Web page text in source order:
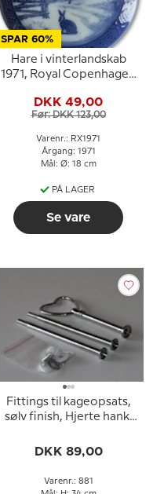
SPAR 60%
Hare i vinterlandskab
1971, Royal Copenhagen
DKK 49,00
Før: DKK 123,00
Varenr.: RX1971
Årgang: 1971
Mål: Ø: 18 cm
PÅ LAGER
Se vare
Fittings til kageopsats,
sølv finish, Hjerte hank,
DKK 89,00
Varenr.: 881